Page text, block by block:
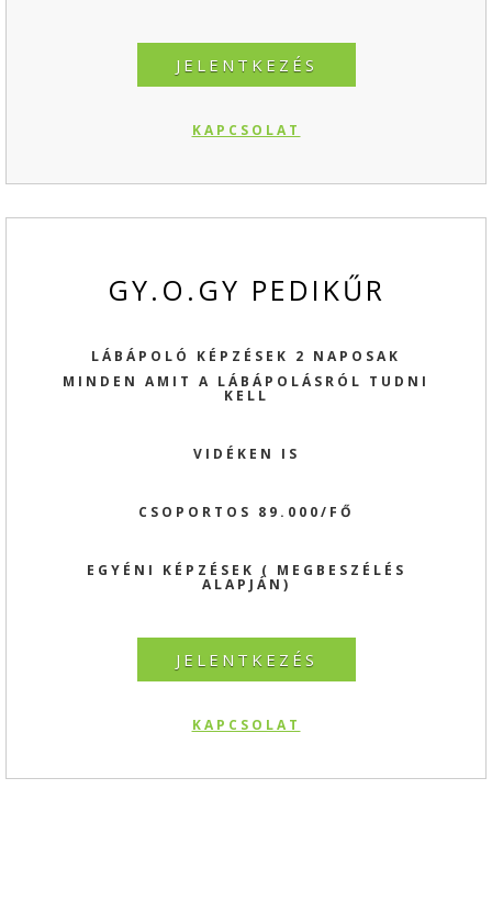
JELENTKEZÉS
KAPCSOLAT
GY.O.GY PEDIKŰR
LÁBÁPOLÓ KÉPZÉSEK 2 NAPOSAK
MINDEN AMIT A LÁBÁPOLÁSRÓL TUDNI
KELL
VIDÉKEN IS
CSOPORTOS 89.000/FŐ
EGYÉNI KÉPZÉSEK ( MEGBESZÉLÉS
ALAPJÁN)
JELENTKEZÉS
KAPCSOLAT